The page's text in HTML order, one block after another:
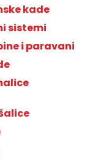
kade
sistemi
i paravani